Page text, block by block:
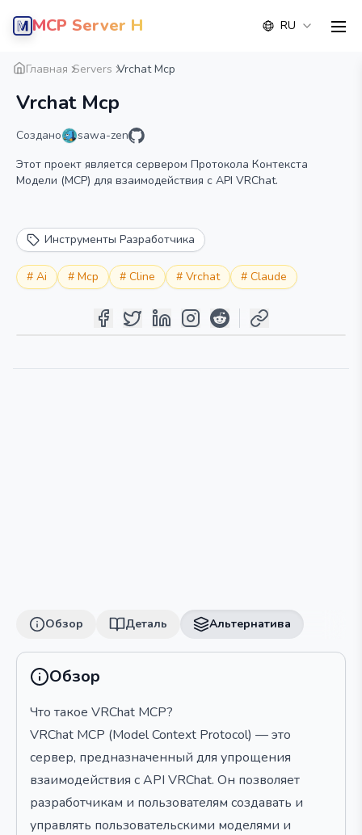
MCP Server Hub RU
Главная Servers Vrchat Mcp
Vrchat Mcp
Создано
sawa-zen
Этот проект является сервером Протокола Контекста
Модели (MCP) для взаимодействия с API VRChat.
Инструменты Разработчика
# Ai # Mcp # Cline # Vrchat # Claude
Обзор Деталь
Обзор Деталь Альтернатива
Обзор
Что такое VRChat MCP?
VRChat MCP (Model Context Protocol) — это
сервер, предназначенный для упрощения
взаимодействия с API VRChat. Он позволяет
разработчикам и пользователям создавать и
управлять пользовательскими моделями и